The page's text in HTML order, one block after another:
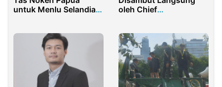
untuk Menlu Selandia
oleh Chief